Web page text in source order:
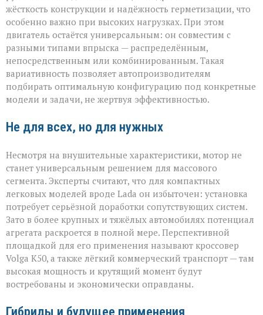
жёсткость конструкции и надёжность герметизации, что
особенно важно при высоких нагрузках. При этом
двигатель остаётся универсальным: он совместим с
разными типами впрыска — распределённым,
непосредственным или комбинированным. Такая
вариативность позволяет автопроизводителям
подбирать оптимальную конфигурацию под конкретные
модели и задачи, не жертвуя эффективностью.
Не для всех, но для нужных
Несмотря на внушительные характеристики, мотор не
станет универсальным решением для массового
сегмента. Эксперты считают, что для компактных
легковых моделей вроде Lada он избыточен: установка
потребует серьёзной доработки сопутствующих систем.
Зато в более крупных и тяжёлых автомобилях потенциал
агрегата раскроется в полной мере. Перспективной
площадкой для его применения называют кроссовер
Volga К50, а также лёгкий коммерческий транспорт — там
высокая мощность и крутящий момент будут
востребованы и экономически оправданы.
Гибриды и будущее применения